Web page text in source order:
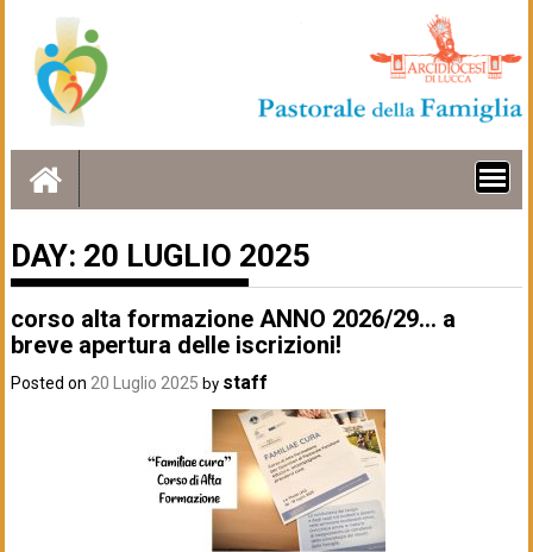
content
DAY: 20 LUGLIO 2025
corso alta formazione ANNO 2026/29… a
breve apertura delle iscrizioni!
Posted on20 Luglio 2025 by staff